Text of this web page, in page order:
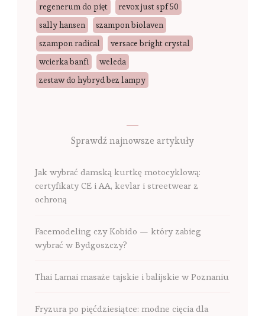
regenerum do pięt
revox just spf 50
sally hansen
szampon biolaven
szampon radical
versace bright crystal
wcierka banfi
weleda
zestaw do hybryd bez lampy
Sprawdź najnowsze artykuły
Jak wybrać damską kurtkę motocyklową:
certyfikaty CE i AA, kevlar i streetwear z
ochroną
Facemodeling czy Kobido — który zabieg
wybrać w Bydgoszczy?
Thai Lamai masaże tajskie i balijskie w Poznaniu
Fryzura po pięćdziesiątce: modne cięcia dla